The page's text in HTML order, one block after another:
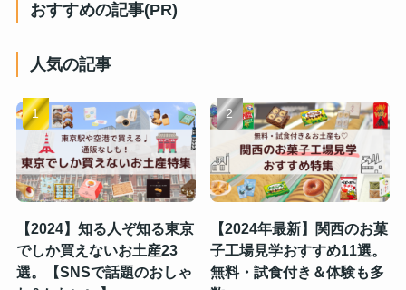
おすすめの記事(PR)
人気の記事
【2024】知る人ぞ知る東京
でしか買えないお土産23
選。【SNSで話題のおしゃ
【2024年最新】関西のお菓
子工場見学おすすめ11選。
無料・試食付き＆体験も多